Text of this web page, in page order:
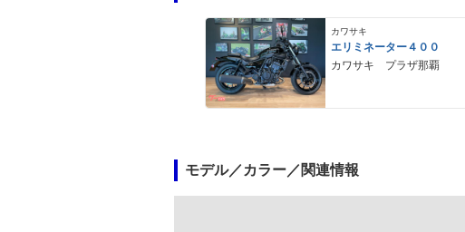
カワサキ
エリミネーター４００
カワサキ プラザ那覇
モデル／カラー／関連情報